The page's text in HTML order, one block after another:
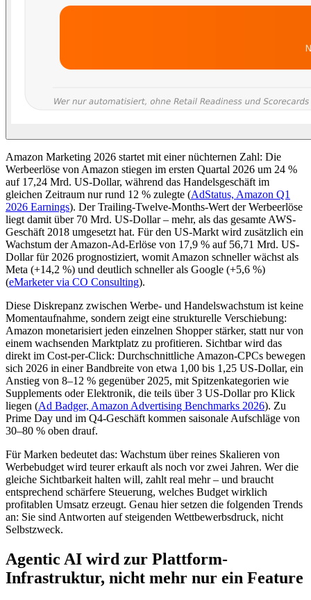
Amazon Marketing 2026 startet mit einer nüchternen Zahl: Die
Werbeerlöse von Amazon stiegen im ersten Quartal 2026 um 24 %
auf 17,24 Mrd. US-Dollar, während das Handelsgeschäft im
gleichen Zeitraum nur rund 12 % zulegte (AdStatus, Amazon Q1
2026 Earnings). Der Trailing-Twelve-Months-Wert der Werbeerlöse
liegt damit über 70 Mrd. US-Dollar – mehr, als das gesamte AWS-
Geschäft 2018 umgesetzt hat. Für den US-Markt wird zusätzlich ein
Wachstum der Amazon-Ad-Erlöse von 17,9 % auf 56,71 Mrd. US-
Dollar für 2026 prognostiziert, womit Amazon schneller wächst als
Meta (+14,2 %) und deutlich schneller als Google (+5,6 %)
(eMarketer via CO Consulting).
Diese Diskrepanz zwischen Werbe- und Handelswachstum ist keine
Momentaufnahme, sondern zeigt eine strukturelle Verschiebung:
Amazon monetarisiert jeden einzelnen Shopper stärker, statt nur von
einem wachsenden Marktplatz zu profitieren. Sichtbar wird das
direkt im Cost-per-Click: Durchschnittliche Amazon-CPCs bewegen
sich 2026 in einer Bandbreite von etwa 1,00 bis 1,25 US-Dollar, ein
Anstieg von 8–12 % gegenüber 2025, mit Spitzenkategorien wie
Supplements oder Elektronik, die teils über 3 US-Dollar pro Klick
liegen (Ad Badger, Amazon Advertising Benchmarks 2026). Zu
Prime Day und im Q4-Geschäft kommen saisonale Aufschläge von
30–80 % oben drauf.
Für Marken bedeutet das: Wachstum über reines Skalieren von
Werbebudget wird teurer erkauft als noch vor zwei Jahren. Wer die
gleiche Sichtbarkeit halten will, zahlt real mehr – und braucht
entsprechend schärfere Steuerung, welches Budget wirklich
profitablen Umsatz erzeugt. Genau hier setzen die folgenden Trends
an: Sie sind Antworten auf steigenden Wettbewerbsdruck, nicht
Selbstzweck.
Agentic AI wird zur Plattform-
Infrastruktur, nicht mehr nur ein Feature